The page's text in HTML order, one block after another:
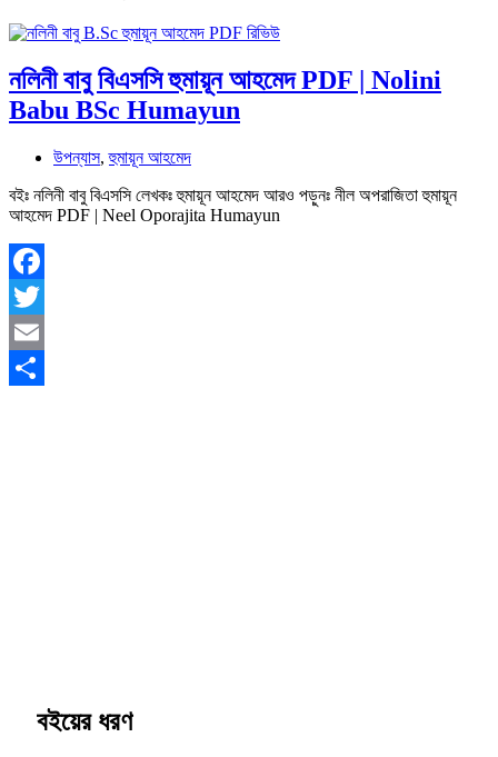
নলিনী বাবু বিএসসি হুমায়ূন আহমেদ PDF | Nolini
Babu BSc Humayun
উপন্যাস,হুমায়ূন আহমেদ
বইঃ নলিনী বাবু বিএসসি লেখকঃ হুমায়ূন আহমেদ আরও পড়ুনঃ নীল অপরাজিতা হুমায়ূন
আহমেদ PDF | Neel Oporajita Humayun
Facebook
Twitter
Email
বইয়ের ধরণ